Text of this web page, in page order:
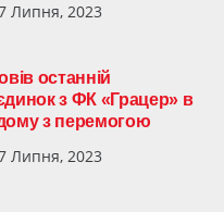
Липня, 2023
останній
з ФК «Грацер» в
з перемогою
Липня, 2023